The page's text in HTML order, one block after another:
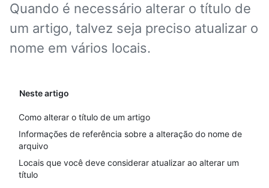
Quando é necessário alterar o título de
um artigo, talvez seja preciso atualizar o
nome em vários locais.
Neste artigo
Como alterar o título de um artigo
Informações de referência sobre a alteração do nome de
arquivo
Locais que você deve considerar atualizar ao alterar um
título